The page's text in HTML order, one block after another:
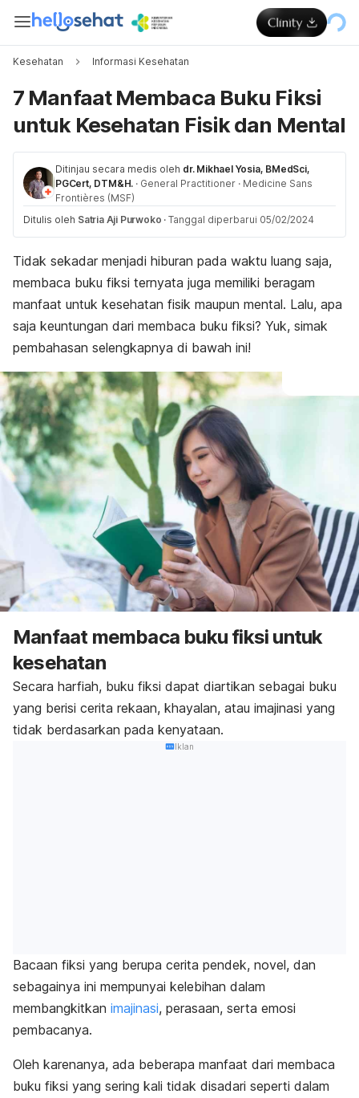
Kesehatan Informasi Kesehatan
7 Manfaat Membaca Buku Fiksi
untuk Kesehatan Fisik dan Mental
Ditinjau secara medis oleh dr. Mikhael Yosia, BMedSci,
PGCert, DTM&H. · General Practitioner · Medicine Sans
Frontières (MSF)
Ditulis oleh Satria Aji Purwoko · Tanggal diperbarui 05/02/2024
Tidak sekadar menjadi hiburan pada waktu luang saja,
membaca buku fiksi ternyata juga memiliki beragam
manfaat untuk kesehatan fisik maupun mental. Lalu, apa
saja keuntungan dari membaca buku fiksi? Yuk, simak
pembahasan selengkapnya di bawah ini!
Manfaat membaca buku fiksi untuk
kesehatan
Secara harfiah, buku fiksi dapat diartikan sebagai buku
yang berisi cerita rekaan, khayalan, atau imajinasi yang
tidak berdasarkan pada kenyataan.
Iklan
Bacaan fiksi yang berupa cerita pendek, novel, dan
sebagainya ini mempunyai kelebihan dalam
membangkitkan imajinasi, perasaan, serta emosi
pembacanya.
Oleh karenanya, ada beberapa manfaat dari membaca
buku fiksi yang sering kali tidak disadari seperti dalam